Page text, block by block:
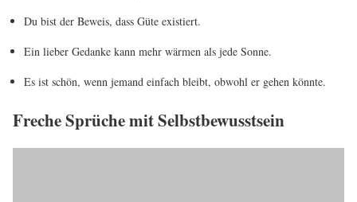
Du bist der Beweis, dass Güte existiert.
Ein lieber Gedanke kann mehr wärmen als jede Sonne.
Es ist schön, wenn jemand einfach bleibt, obwohl er gehen könnte.
Freche Sprüche mit Selbstbewusstsein